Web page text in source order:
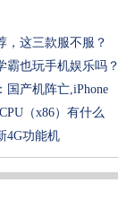
，这三款服不服？
霸也玩手机娱乐吗？
国产机阵亡,iPhone
（x86）有什么
4G功能机